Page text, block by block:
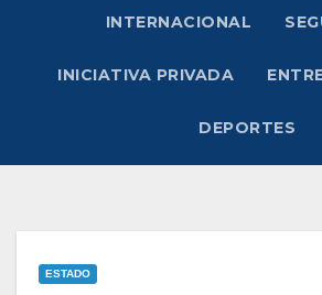
INTERNACIONAL
INICIATIVA PRIVADA
DEPORTES
ESTADO